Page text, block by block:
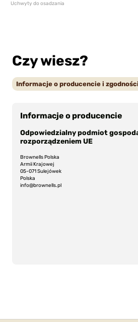
Uchwyty do osadzania
Czy wiesz?
Informacje o producencie i zgodności
Informacje o producencie
Odpowiedzialny podmiot
rozporządzeniem UE
Brownells Polska
Armii Krajowej
05-071 Sulejówek
Polska
info@brownells.pl